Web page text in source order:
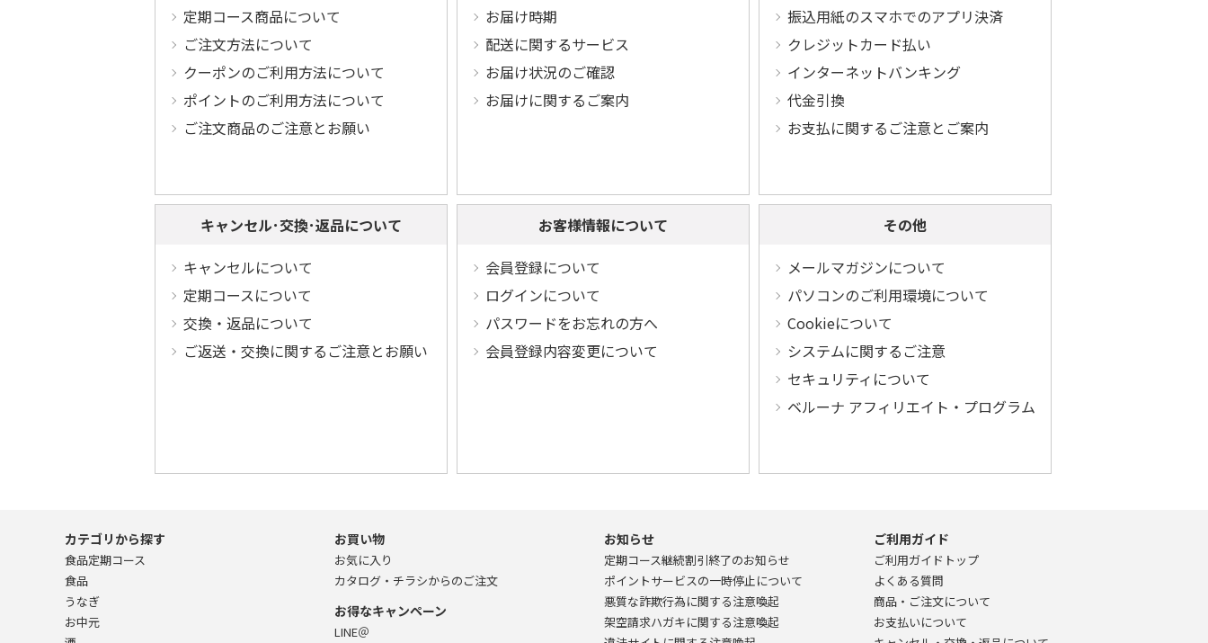
定期コース商品について
ご注文方法について
クーポンのご利用方法について
ポイントのご利用方法について
ご注文商品のご注意とお願い
お届け時期
配送に関するサービス
お届け状況のご確認
お届けに関するご案内
振込用紙のスマホでのアプリ決済
クレジットカード払い
インターネットバンキング
代金引換
お支払に関するご注意とご案内
キャンセル･交換･返品について
キャンセルについて
定期コースについて
交換・返品について
ご返送・交換に関するご注意とお願い
お客様情報について
会員登録について
ログインについて
パスワードをお忘れの方へ
会員登録内容変更について
その他
メールマガジンについて
パソコンのご利用環境について
Cookieについて
システムに関するご注意
セキュリティについて
ベルーナ アフィリエイト・プログラム
カテゴリから探す
食品定期コース
食品
うなぎ
お中元
お買い物
お気に入り
カタログ・チラシからのご注文
お得なキャンペーン
LINE＠
お知らせ
定期コース継続割引終了のお知らせ
ポイントサービスの一時停止について
悪質な詐欺行為に関する注意喚起
架空請求ハガキに関する注意喚起
ご利用ガイド
ご利用ガイドトップ
よくある質問
商品・ご注文について
お支払いについて